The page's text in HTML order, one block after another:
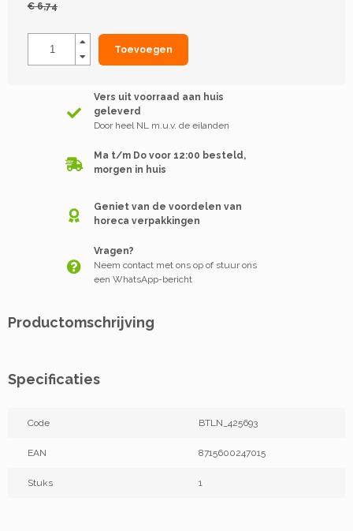
€ 6,74
Toevoegen
Vers uit voorraad aan huis
geleverd
Door heel NL m.u.v. de eilanden
Ma t/m Do voor 12:00 besteld,
morgen in huis
Geniet van de voordelen van
horeca verpakkingen
Vragen?
Neem contact met ons op of stuur ons
een WhatsApp-bericht
Productomschrijving
Specificaties
Code BTLN_425693
EAN 8715600247015
Stuks 1